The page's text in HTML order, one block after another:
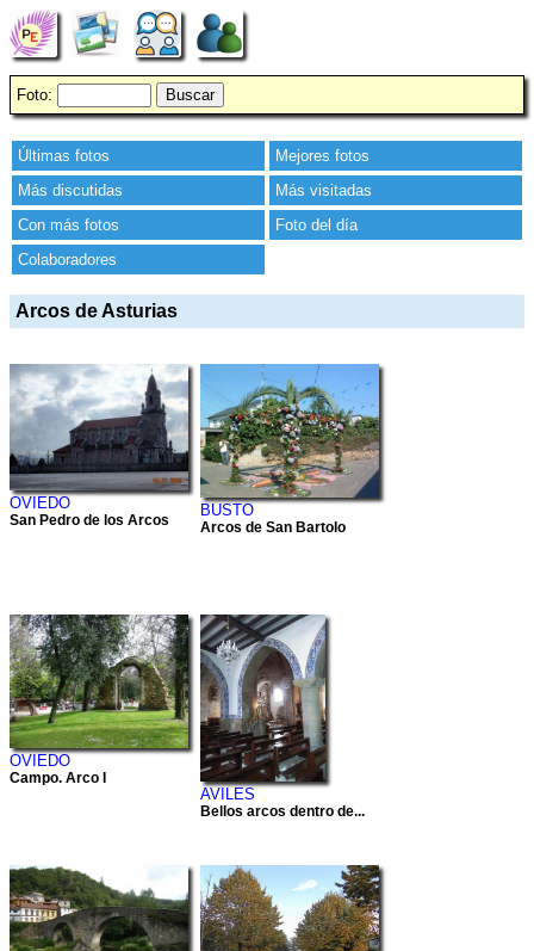
Foto:
Últimas fotos
Mejores fotos
Más discutidas
Más visitadas
Con más fotos
Foto del día
Colaboradores
Arcos de Asturias
OVIEDO
San Pedro de los Arcos
BUSTO
Arcos de San Bartolo
OVIEDO
Campo. Arco I
AVILES
Bellos arcos dentro de...